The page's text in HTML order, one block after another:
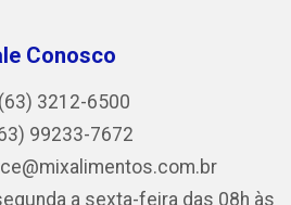
Conosco
(63) 3212-6500
99233-7672
a sexta-feira das 08h às